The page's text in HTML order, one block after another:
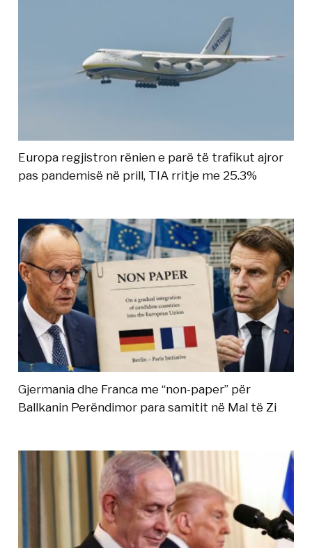
Europa regjistron rënien e parë të trafikut ajror
pas pandemisë në prill, TIA rritje me 25.3%
Gjermania dhe Franca me “non-paper” për
Ballkanin Perëndimor para samitit në Mal të Zi